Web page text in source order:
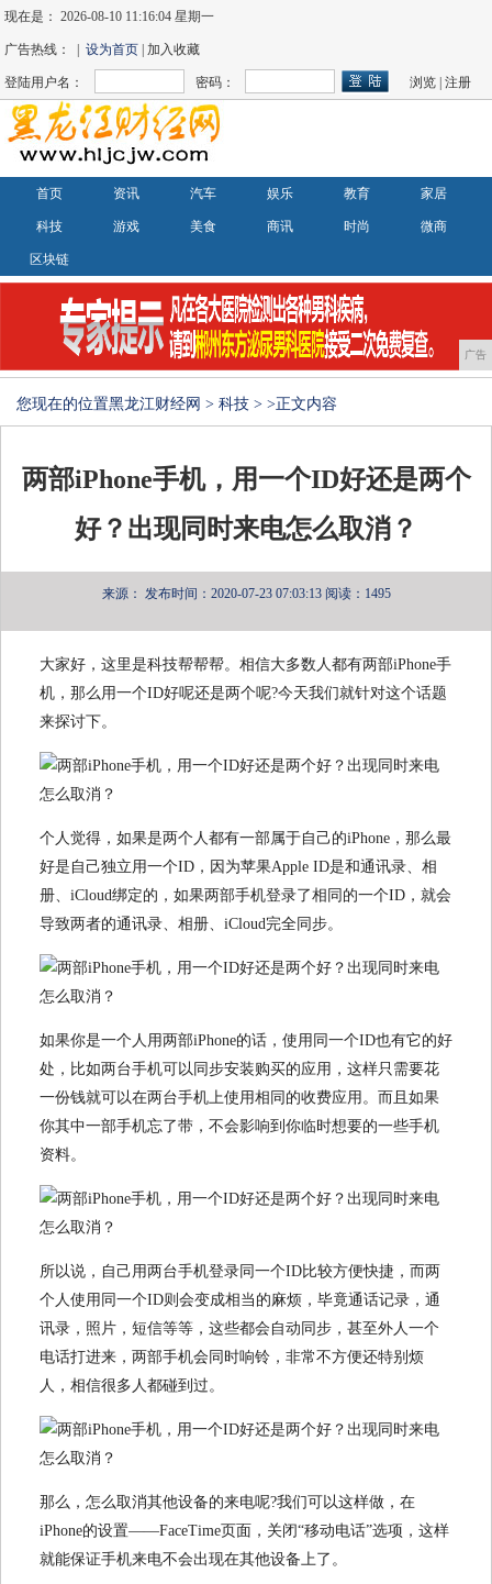
现在是：2026-08-10 11:16:04 星期一
广告热线： |设为首页 | 加入收藏
登陆用户名： 密码： 浏览 |注册
首页 资讯 汽车 娱乐 教育 家居
科技 游戏 美食 商讯 时尚 微商
区块链
广告
您现在的位置黑龙江财经网 > 科技 > >正文内容
两部iPhone手机，用一个ID好还是两个
好？出现同时来电怎么取消？
来源： 发布时间：2020-07-23 07:03:13 阅读：1495
大家好，这里是科技帮帮帮。相信大多数人都有两部iPhone手
机，那么用一个ID好呢还是两个呢?今天我们就针对这个话题
来探讨下。
个人觉得，如果是两个人都有一部属于自己的iPhone，那么最
好是自己独立用一个ID，因为苹果Apple ID是和通讯录、相
册、iCloud绑定的，如果两部手机登录了相同的一个ID，就会
导致两者的通讯录、相册、iCloud完全同步。
如果你是一个人用两部iPhone的话，使用同一个ID也有它的好
处，比如两台手机可以同步安装购买的应用，这样只需要花
一份钱就可以在两台手机上使用相同的收费应用。而且如果
你其中一部手机忘了带，不会影响到你临时想要的一些手机
资料。
所以说，自己用两台手机登录同一个ID比较方便快捷，而两
个人使用同一个ID则会变成相当的麻烦，毕竟通话记录，通
讯录，照片，短信等等，这些都会自动同步，甚至外人一个
电话打进来，两部手机会同时响铃，非常不方便还特别烦
人，相信很多人都碰到过。
那么，怎么取消其他设备的来电呢?我们可以这样做，在
iPhone的设置——FaceTime页面，关闭“移动电话”选项，这样
就能保证手机来电不会出现在其他设备上了。